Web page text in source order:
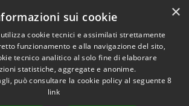
di accessibilità
Copyright © 2026 • Comune di
×
sui cookie
cookie tecnici e assimilati strettamente
funzionamento e alla navigazione del sito,
tecnico analitico al solo fine di elaborare
statistiche, aggregate e anonime.
può consultare la cookie policy al seguente8
link